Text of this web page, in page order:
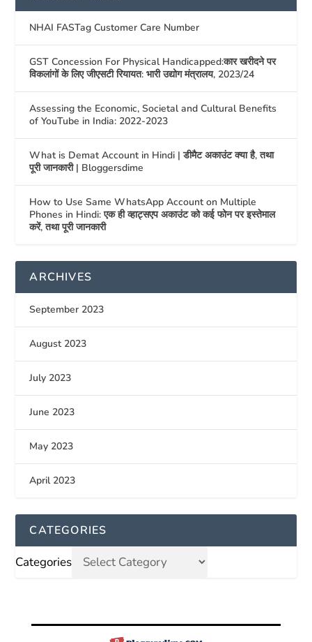
NHAI FASTag Customer Care Number
GST Concession For Physical Handicapped:कार खरीदने पर
विकलांगों के लिए जीएसटी रियायत: भारी उद्योग मंत्रालय, 2023/24
Assessing the Economic, Societal and Cultural Benefits
of YouTube in India: 2022-2023
What is Demat Account in Hindi | डीमैट अकाउंट क्या है, तथा
पूरी जानकारी | Bloggersdime
How to Use Same WhatsApp Account on Multiple
Phones in Hindi: एक ही व्हाट्सएप अकाउंट को कई फोन पर इस्तेमाल
करें, तथा पूरी जानकारी
ARCHIVES
September 2023
August 2023
July 2023
June 2023
May 2023
April 2023
CATEGORIES
Categories